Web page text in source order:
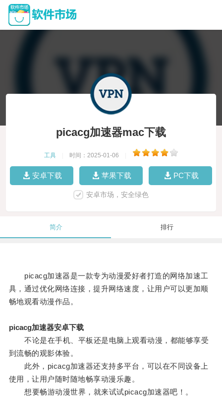
picacg加速器mac下载
工具 时间：2025-01-06
安卓下载 苹果下载 PC下载
安卓市场，安全绿色
简介 排行
picacg加速器是一款专为动漫爱好者打造的网络加速工
具，通过优化网络连接，提升网络速度，让用户可以更加顺
畅地观看动漫作品。
picacg加速器安卓下载
不论是在手机、平板还是电脑上观看动漫，都能够享受
到流畅的观影体验。
此外，picacg加速器还支持多平台，可以在不同设备上
使用，让用户随时随地畅享动漫乐趣。
想要畅游动漫世界，就来试试picacg加速器吧！。